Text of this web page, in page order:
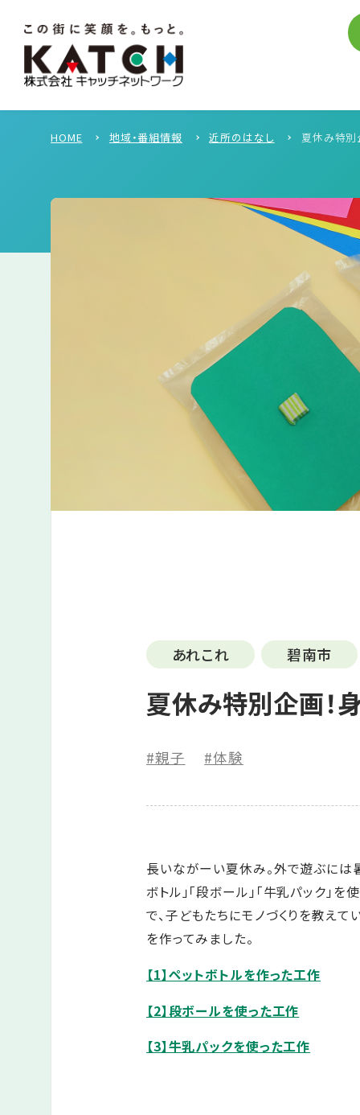
HOME 地域・番組情報 近所のはなし 夏休み特別
あれこれ 碧南市
夏休み特別企画！
#親子 #体験
長いながーい夏休み。外で遊ぶには
ボトル」「段ボール」「牛乳パック」
で、子どもたちにモノづくりを教え
を作ってみました。
【1】ペットボトルを作った工作
【2】段ボールを使った工作
【3】牛乳パックを使った工作